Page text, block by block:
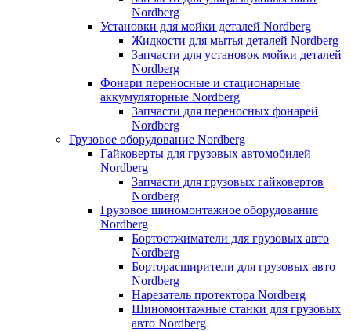
Nordberg
Установки для мойки деталей Nordberg
Жидкости для мытья деталей Nordberg
Запчасти для установок мойки деталей
Nordberg
Фонари переносные и стационарные
аккумуляторные Nordberg
Запчасти для переносных фонарей
Nordberg
Грузовое оборудование Nordberg
Гайковерты для грузовых автомобилей
Nordberg
Запчасти для грузовых гайковертов
Nordberg
Грузовое шиномонтажное оборудование
Nordberg
Бортоотжиматели для грузовых авто
Nordberg
Борторасширители для грузовых авто
Nordberg
Нарезатель протектора Nordberg
Шиномонтажные станки для грузовых
авто Nordberg